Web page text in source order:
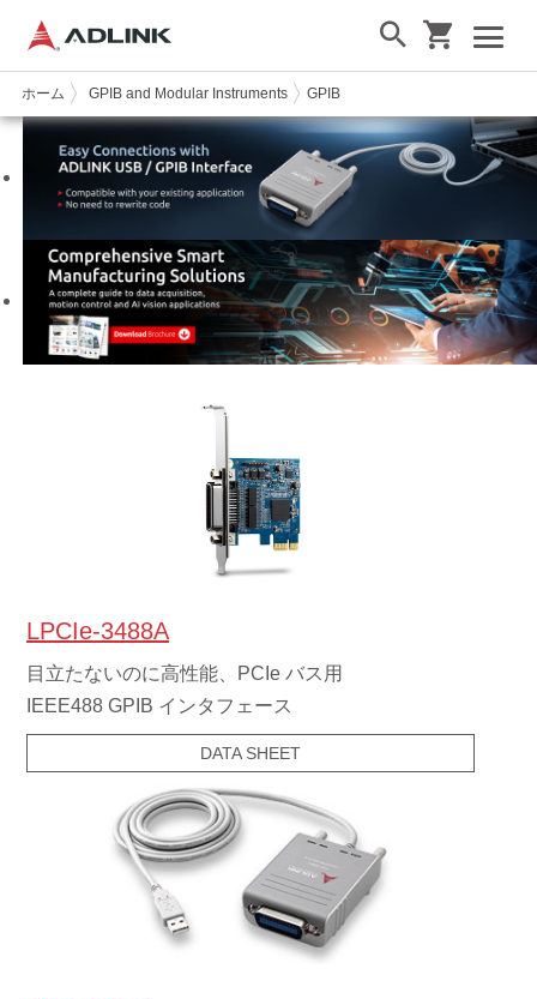
ホーム GPIB and Modular Instruments GPIB
LPCIe-3488A
目立たないのに高性能、PCIe バス用
IEEE488 GPIB インタフェース
DATA SHEET